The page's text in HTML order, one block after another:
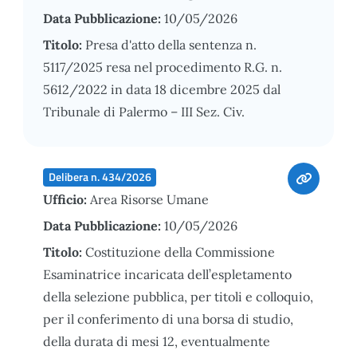
Data Pubblicazione: 10/05/2026
Titolo: Presa d'atto della sentenza n.
5117/2025 resa nel procedimento R.G. n.
5612/2022 in data 18 dicembre 2025 dal
Tribunale di Palermo – III Sez. Civ.
Delibera n. 434/2026
Ufficio: Area Risorse Umane
Data Pubblicazione: 10/05/2026
Titolo: Costituzione della Commissione
Esaminatrice incaricata dell’espletamento
della selezione pubblica, per titoli e colloquio,
per il conferimento di una borsa di studio,
della durata di mesi 12, eventualmente